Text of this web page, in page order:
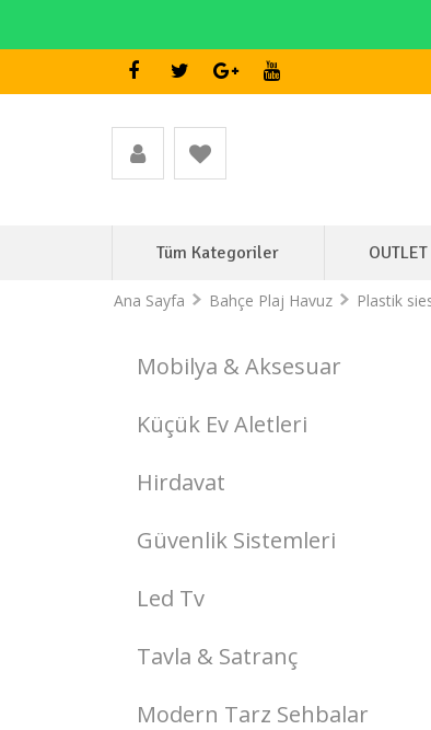
Tüm Kategoriler OUTLET
Ana Sayfa Bahçe Plaj Havuz Plastik
Mobilya & Aksesuar
Küçük Ev Aletleri
Hirdavat
Güvenlik Sistemleri
Led Tv
Tavla & Satranç
Modern Tarz Sehbalar